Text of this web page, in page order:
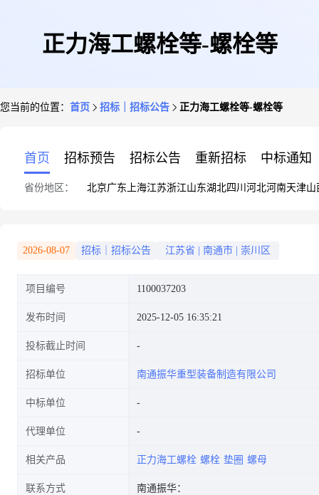
正力海工螺栓等-螺栓等
您当前的位置： 首页 招标｜招标公告 正力海工螺栓等-螺栓等
首页 招标预告 招标公告 重新招标 中标通知
省份地区： 北京广东 上海江苏浙江山东湖北四川 河北河南天津山
2026-08-07 招标｜招标公告 江苏省 南通市 崇川区
项目编号 1100037203
发布时间 2025-12-05 16:35:21
投标截止时间
招标单位 南通振华重型装备制造有限公司
中标单位
代理单位
相关产品 正力海工螺栓 螺栓 垫圈 螺母
联系方式 南通振华：